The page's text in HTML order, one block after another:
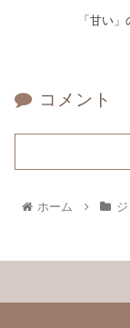
「甘い
コメント
ホーム